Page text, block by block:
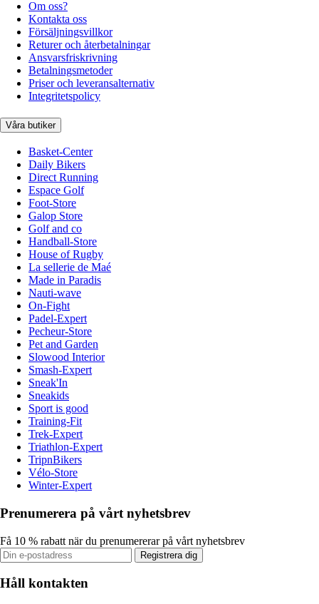
Om oss?
Kontakta oss
Försäljningsvillkor
Returer och återbetalningar
Ansvarsfriskrivning
Betalningsmetoder
Priser och leveransalternativ
Integritetspolicy
Våra butiker
Basket-Center
Daily Bikers
Direct Running
Espace Golf
Foot-Store
Galop Store
Golf and co
Handball-Store
House of Rugby
La sellerie de Maé
Made in Paradis
Nauti-wave
On-Fight
Padel-Expert
Pecheur-Store
Pet and Garden
Slowood Interior
Smash-Expert
Sneak'In
Sneakids
Sport is good
Training-Fit
Trek-Expert
Triathlon-Expert
TripnBikers
Vélo-Store
Winter-Expert
Prenumerera på vårt nyhetsbrev
Få 10 % rabatt när du prenumererar på vårt nyhetsbrev
Registrera dig
Håll kontakten